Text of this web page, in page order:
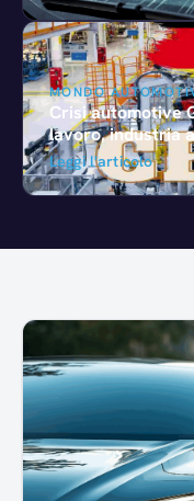
MONDO
Crisi automotive
lavoro, industria
Leggi l'articolo
In primo piano